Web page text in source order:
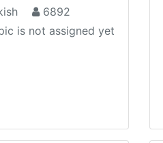
6892
is not assigned yet